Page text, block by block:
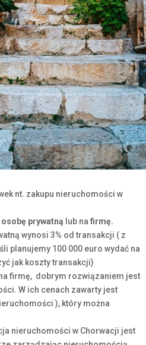
nt. zakupu nieruchomości w
osobę prywatną lub na firmę.
wynosi 3% od transakcji ( z
planujemy 100 000 euro wydać na
jak koszty transakcji)
firmę, dobrym rozwiązaniem jest
W ich cenach zawarty jest
), który można
nieruchomości w Chorwacji jest